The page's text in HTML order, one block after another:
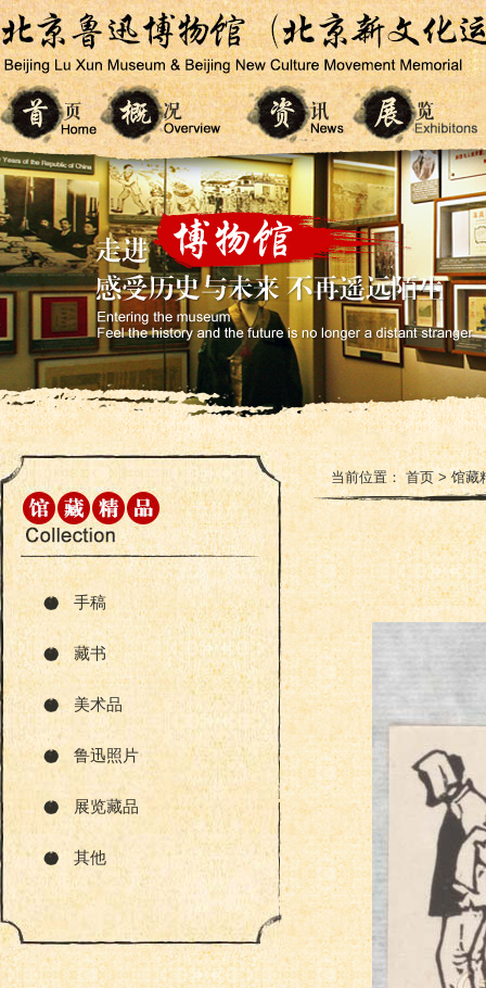
手稿
藏书
美术品
鲁迅照片
展览藏品
其他
当前位置：首页>馆藏